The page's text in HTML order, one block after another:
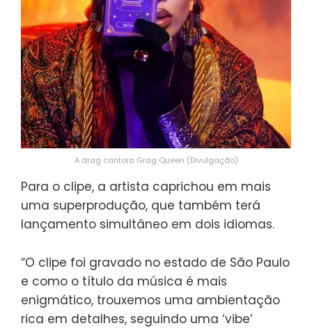
A drag cantora Grag Queen (Divulgação)
Para o clipe, a artista caprichou em mais
uma superprodução, que também terá
lançamento simultâneo em dois idiomas.
“O clipe foi gravado no estado de São Paulo
e como o título da música é mais
enigmático, trouxemos uma ambientação
rica em detalhes, seguindo uma ‘vibe’